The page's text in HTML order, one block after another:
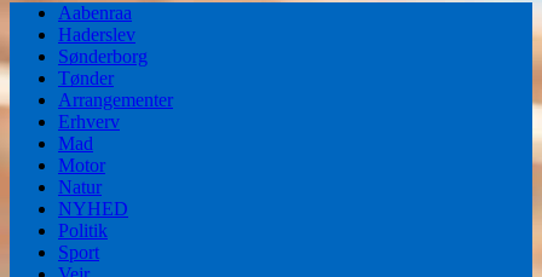
Aabenraa
Haderslev
Sønderborg
Tønder
Arrangementer
Erhverv
Mad
Motor
Natur
NYHED
Politik
Sport